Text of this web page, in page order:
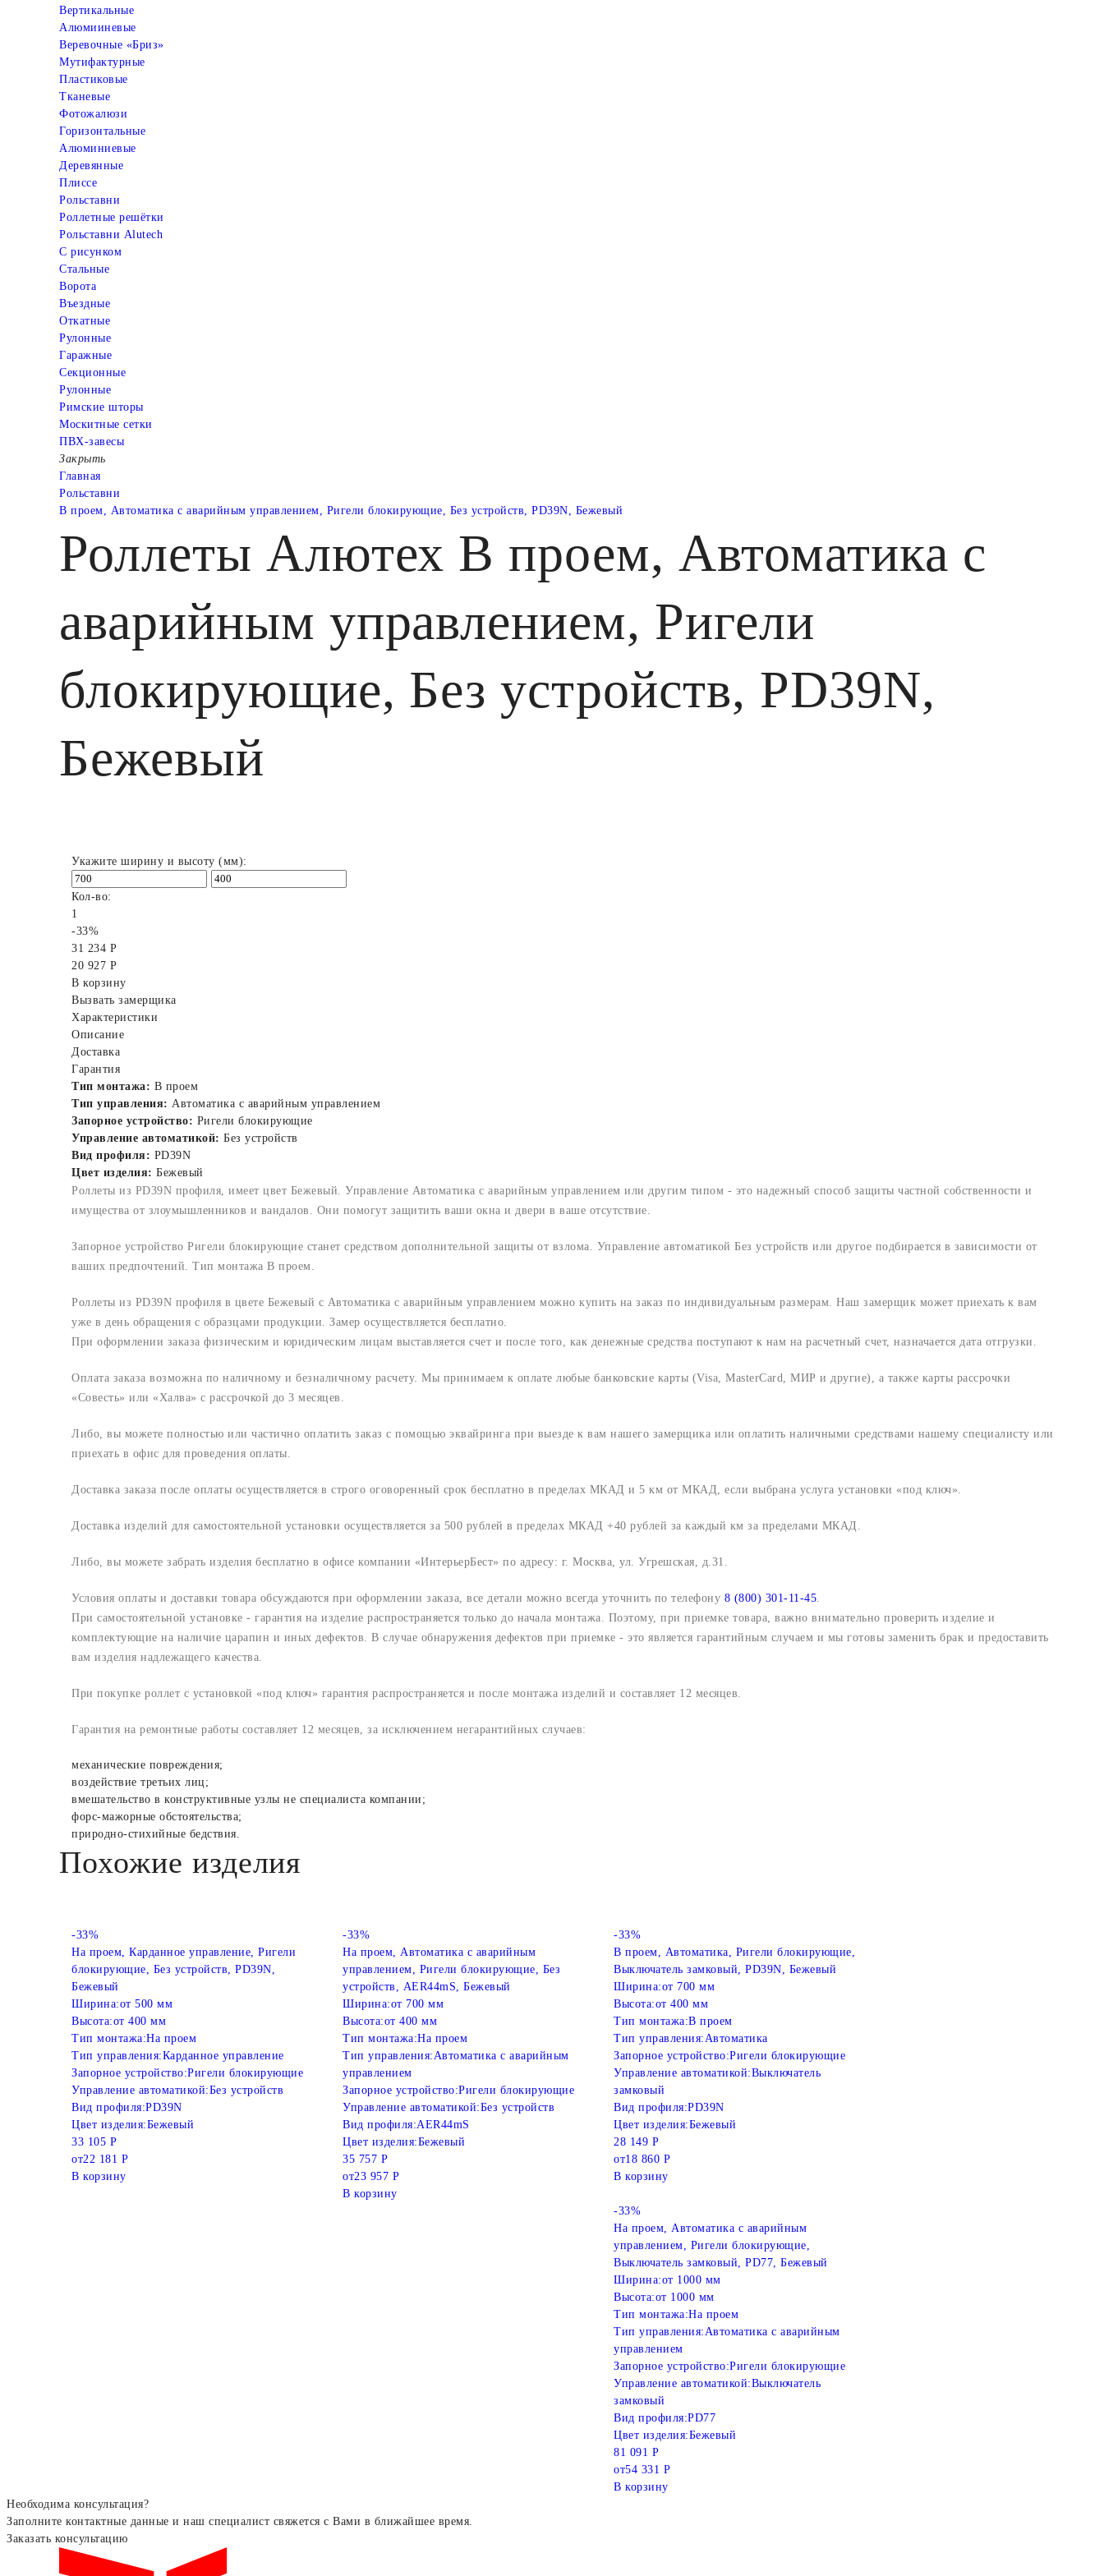
Вертикальные
Алюмииневые
Веревочные «Бриз»
Мутифактурные
Пластиковые
Тканевые
Фотожалюзи
Горизонтальные
Алюминиевые
Деревянные
Плиссе
Рольставни
Роллетные решётки
Рольставни Alutech
С рисунком
Стальные
Ворота
Въездные
Откатные
Рулонные
Гаражные
Cекционные
Рулонные
Римские шторы
Москитные сетки
ПВХ-завесы
Закрыть
Главная
Рольставни
В проем, Автоматика с аварийным управлением, Ригели блокирующие, Без устройств, PD39N, Бежевый
Роллеты Алютех В проем, Автоматика с
аварийным управлением, Ригели
блокирующие, Без устройств, PD39N,
Бежевый
Укажите ширину и высоту (мм):
Кол-во:
1
-33%
31 234 Р
20 927 Р
В корзину
Вызвать замерщика
Характеристики
Описание
Доставка
Гарантия
Тип монтажа: В проем
Тип управления: Автоматика с аварийным управлением
Запорное устройство: Ригели блокирующие
Управление автоматикой: Без устройств
Вид профиля: PD39N
Цвет изделия: Бежевый
Роллеты из PD39N профиля, имеет цвет Бежевый. Управление Автоматика с аварийным управлением или другим типом - это надежный способ защиты частной собственности и
имущества от злоумышленников и вандалов. Они помогут защитить ваши окна и двери в ваше отсутствие.
Запорное устройство Ригели блокирующие станет средством дополнительной защиты от взлома. Управление автоматикой Без устройств или другое подбирается в зависимости от
ваших предпочтений. Тип монтажа В проем.
Роллеты из PD39N профиля в цвете Бежевый с Автоматика с аварийным управлением можно купить на заказ по индивидуальным размерам. Наш замерщик может приехать к вам
уже в день обращения с образцами продукции. Замер осуществляется бесплатно.
При оформлении заказа физическим и юридическим лицам выставляется счет и после того, как денежные средства поступают к нам на расчетный счет, назначается дата отгрузки.
Оплата заказа возможна по наличному и безналичному расчету. Мы принимаем к оплате любые банковские карты (Visa, MasterCard, МИР и другие), а также карты рассрочки
«Совесть» или «Халва» с рассрочкой до 3 месяцев.
Либо, вы можете полностью или частично оплатить заказ с помощью эквайринга при выезде к вам нашего замерщика или оплатить наличными средствами нашему специалисту или
приехать в офис для проведения оплаты.
Доставка заказа после оплаты осуществляется в строго оговоренный срок бесплатно в пределах МКАД и 5 км от МКАД, если выбрана услуга установки «под ключ».
Доставка изделий для самостоятельной установки осуществляется за 500 рублей в пределах МКАД +40 рублей за каждый км за пределами МКАД.
Либо, вы можете забрать изделия бесплатно в офисе компании «ИнтерьерБест» по адресу: г. Москва, ул. Угрешская, д.31.
Условия оплаты и доставки товара обсуждаются при оформлении заказа, все детали можно всегда уточнить по телефону 8 (800) 301-11-45
При самостоятельной установке - гарантия на изделие распространяется только до начала монтажа. Поэтому, при приемке товара, важно внимательно проверить изделие и
комплектующие на наличие царапин и иных дефектов. В случае обнаружения дефектов при приемке - это является гарантийным случаем и мы готовы заменить брак и предоставить
вам изделия надлежащего качества.
При покупке роллет с установкой «под ключ» гарантия распространяется и после монтажа изделий и составляет 12 месяцев.
Гарантия на ремонтные работы составляет 12 месяцев, за исключением негарантийных случаев:
механические повреждения;
воздействие третьих лиц;
вмешательство в конструктивные узлы не специалиста компании;
форс-мажорные обстоятельства;
природно-стихийные бедствия.
Похожие изделия
-33%
На проем, Карданное управление, Ригели
блокирующие, Без устройств, PD39N,
Бежевый
Ширина:от 500 мм
Высота:от 400 мм
Тип монтажа:На проем
Тип управления:Карданное управление
Запорное устройство:Ригели блокирующие
Управление автоматикой:Без устройств
Вид профиля:PD39N
Цвет изделия:Бежевый
33 105 Р
от22 181 Р
В корзину
-33%
На проем, Автоматика с аварийным
управлением, Ригели блокирующие, Без
устройств, AER44mS, Бежевый
Ширина:от 700 мм
Высота:от 400 мм
Тип монтажа:На проем
Тип управления: Автоматика с аварийным
управлением
Запорное устройство:Ригели блокирующие
Управление автоматикой:Без устройств
Вид профиля:AER44mS
Цвет изделия:Бежевый
35 757 Р
от23 957 Р
В корзину
-33%
В проем, Автоматика, Ригели блокирующие,
Выключатель замковый, PD39N, Бежевый
Ширина:от 700 мм
Высота:от 400 мм
Тип монтажа:В проем
Тип управления: Автоматика
Запорное устройство:Ригели блокирующие
Управление автоматикой:Выключатель
замковый
Вид профиля:PD39N
Цвет изделия:Бежевый
28 149 Р
от18 860 Р
В корзину
-33%
На проем, Автоматика с аварийным
управлением, Ригели блокирующие,
Выключатель замковый, PD77, Бежевый
Ширина:от 1000 мм
Высота:от 1000 мм
Тип монтажа:На проем
Тип управления: Автоматика с аварийным
управлением
Запорное устройство:Ригели блокирующие
Управление автоматикой:Выключатель
замковый
Вид профиля:PD77
Цвет изделия:Бежевый
81 091 Р
от54 331 Р
В корзину
Необходима консультация?
Заполните контактные данные и наш специалист свяжется с Вами в ближайшее время.
Заказать консультацию